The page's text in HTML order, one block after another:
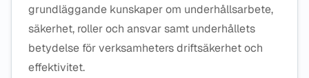
grundläggande kunskaper om underhållsarbete,
säkerhet, roller och ansvar samt underhållets
betydelse för verksamheters driftsäkerhet och
effektivitet.